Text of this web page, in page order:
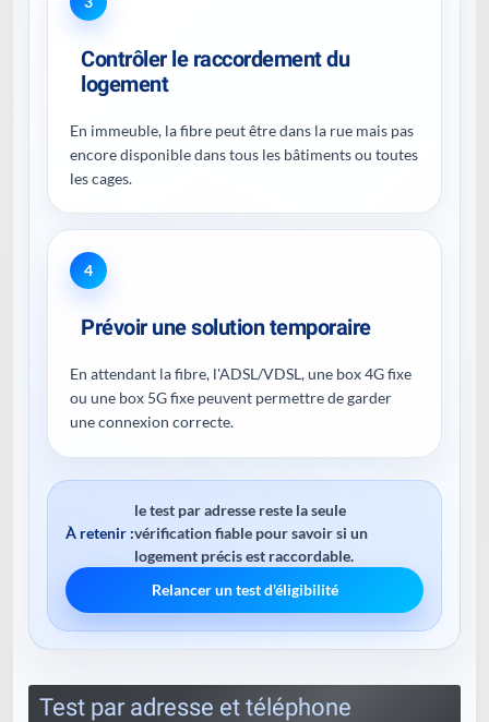
Contrôler le raccordement du
logement
En immeuble, la fibre peut être dans la rue mais pas
encore disponible dans tous les bâtiments ou toutes
les cages.
4
Prévoir une solution temporaire
En attendant la fibre, l'ADSL/VDSL, une box 4G fixe
ou une box 5G fixe peuvent permettre de garder
une connexion correcte.
À retenir :
le test par adresse reste la seule
vérification fiable pour savoir si un
logement précis est raccordable.
Relancer un test d'éligibilité
Test par adresse et téléphone